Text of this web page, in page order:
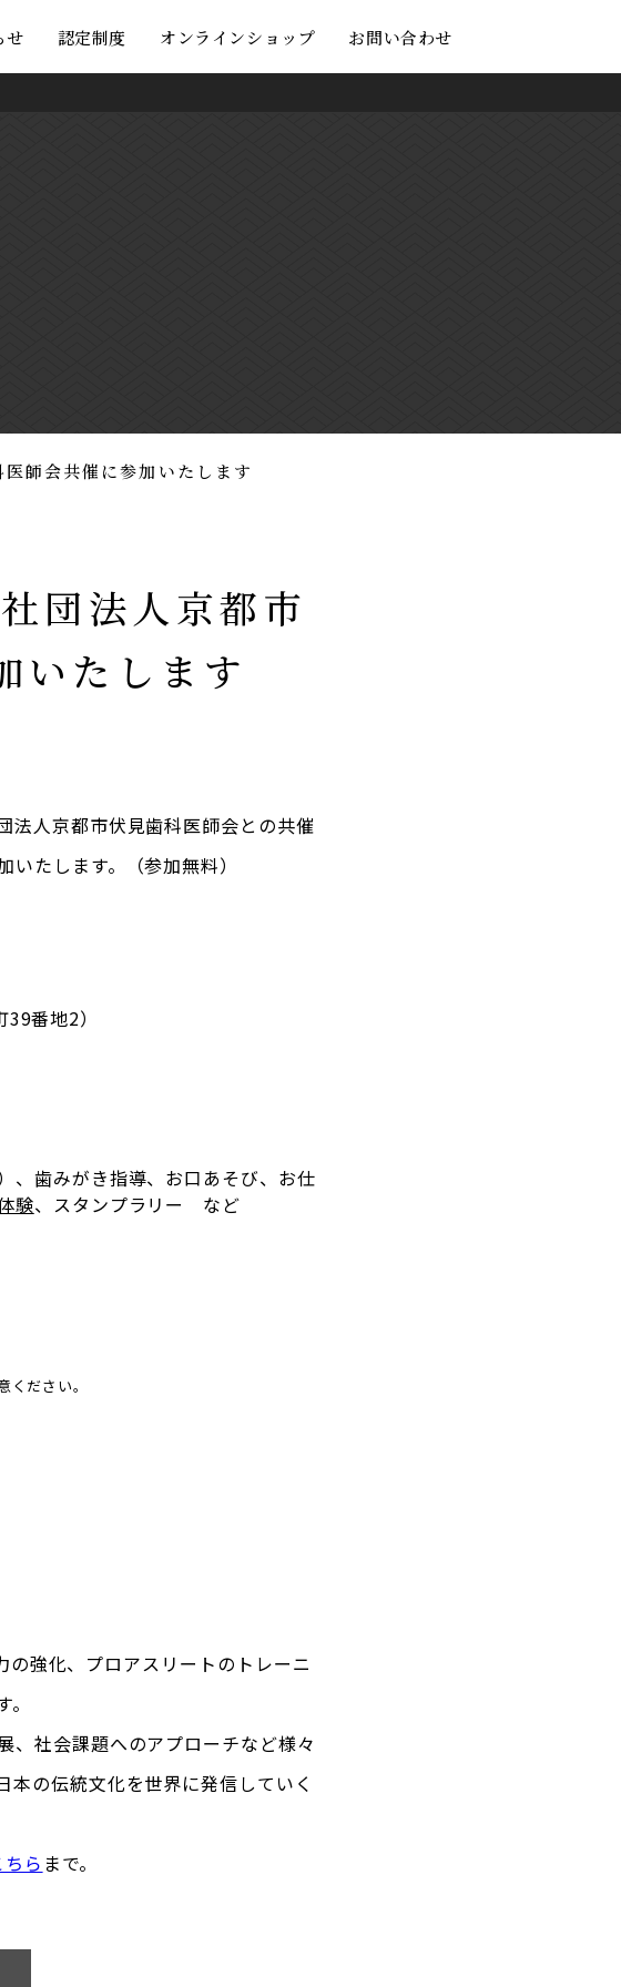
せ 認定制度 オンラインショップ お問い合わせ
師会共催に参加いたします
団法人京都市
いたします
法人京都市伏見歯科医師会との共催
たします。（参加無料）
番地2）
、歯みがき指導、お口あそび、お仕
験、スタンプラリー など
ださい。
強化、プロアスリートのトレーニ
社会課題へのアプローチなど様々
の伝統文化を世界に発信していく
ちら まで。